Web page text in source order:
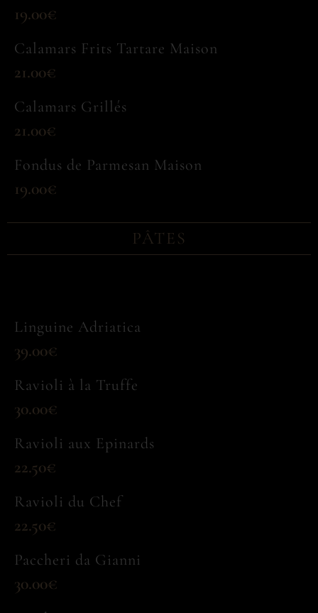
19.00€
Calamars Frits Tartare Maison
21.00€
Calamars Grillés
21.00€
Fondus de Parmesan Maison
19.00€
PÂTES
Linguine Adriatica
39.00€
Ravioli à la Truffe
30.00€
Ravioli aux Epinards
22.50€
Ravioli du Chef
22.50€
Paccheri da Gianni
30.00€